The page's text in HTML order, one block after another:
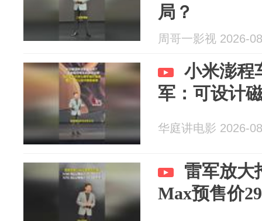
局？
周哥一影视 2026-
小米澎程
军：可设计
华庭讲电影 2026-
雷军放大
Max预售价